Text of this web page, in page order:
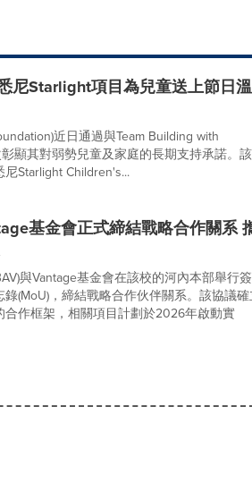
尼Starlight項目為兒童送上節日溫
近日通過與Team Building with
顯其對弱勢兒童及家庭的長期支持承諾。該
Starlight Children's...
基金會正式締結戰略合作關系
與Vantage基金會在該校的河內本部舉行簽
(MoU)，締結戰略合作伙伴關系。該協議
作框架，相關項目計劃於2026年啟動實